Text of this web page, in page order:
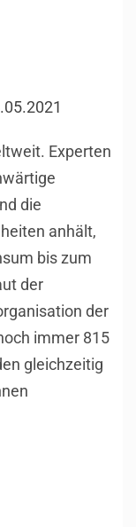
Experten
die
anhält,
bis zum
der
der
immer 815
gleichzeitig